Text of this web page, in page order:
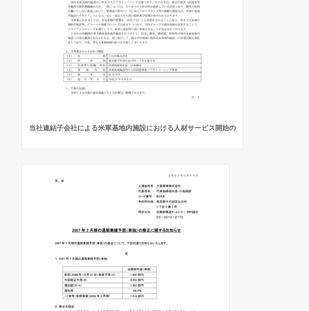
当社連結子会社による米軍基地内施設における人材サービス開始の